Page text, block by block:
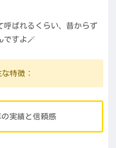
呼ばれるくらい、昔からず
ですよ🪄
特徴：
実績と信頼感